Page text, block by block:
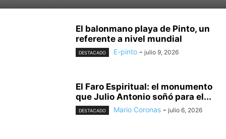
El balonmano playa de Pinto, un
referente a nivel mundial
DESTACADO E-pinto - julio 9, 2026
El Faro Espiritual: el monumento
que Julio Antonio soñó para el...
DESTACADO Mario Coronas - julio 6, 2026